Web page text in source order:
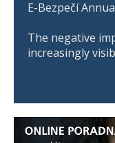
E-Bezpečí
The negative
increasingly